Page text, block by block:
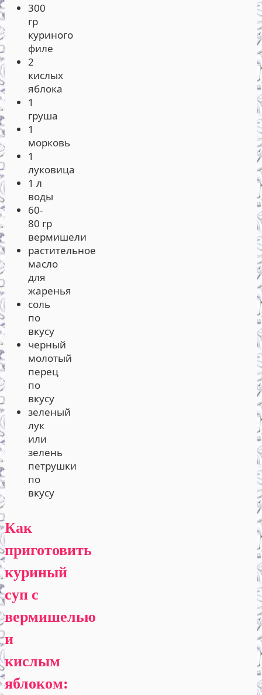
300
гр
куриного
филе
2
кислых
яблока
1
груша
1
морковь
1
луковица
1 л
воды
60-
80 гр
вермишели
растительное
масло
для
жаренья
соль
по
вкусу
черный
молотый
перец
по
вкусу
зеленый
лук
или
зелень
петрушки
по
вкусу
Как
приготовить
куриный
суп с
вермишелью
и
кислым
яблоком: